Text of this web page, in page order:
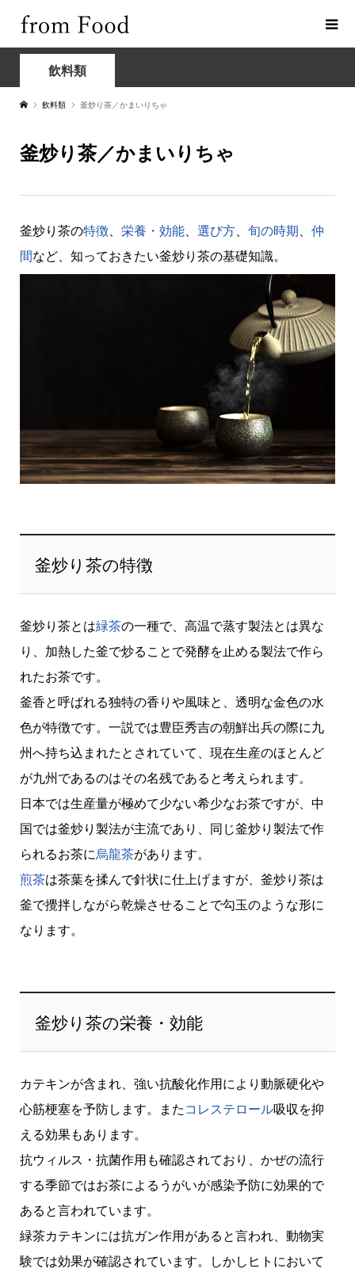
飲料類
飲料類 釜炒り茶／かまいりちゃ
釜炒り茶／かまいりちゃ
釜炒り茶の特徴、 栄養・効能、 選び方、 旬の時期、 仲
間など、知っておきたい釜炒り茶の基礎知識。
釜炒り茶の特徴
釜炒り茶とは緑茶の一種で、高温で蒸す製法とは異な
り、加熱した釜で炒ることで発酵を止める製法で作ら
れたお茶です。
釜香と呼ばれる独特の香りや風味と、透明な金色の水
色が特徴です。一説では豊臣秀吉の朝鮮出兵の際に九
州へ持ち込まれたとされていて、現在生産のほとんど
が九州であるのはその名残であると考えられます。
日本では生産量が極めて少ない希少なお茶ですが、中
国では釜炒り製法が主流であり、同じ釜炒り製法で作
られるお茶に烏龍茶があります。
煎茶は茶葉を揉んで針状に仕上げますが、釜炒り茶は
釜で攪拌しながら乾燥させることで勾玉のような形に
なります。
釜炒り茶の栄養・効能
カテキンが含まれ、強い抗酸化作用により動脈硬化や
心筋梗塞を予防します。またコレステロール吸収を抑
える効果もあります。
抗ウィルス・抗菌作用も確認されており、かぜの流行
する季節ではお茶によるうがいが感染予防に効果的で
あると言われています。
緑茶カテキンには抗ガン作用があると言われ、動物実
験では効果が確認されています。しかしヒトにおいて